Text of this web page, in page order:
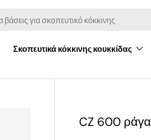
Σκοπευτικά κόκκινης κουκκίδας
CZ 600